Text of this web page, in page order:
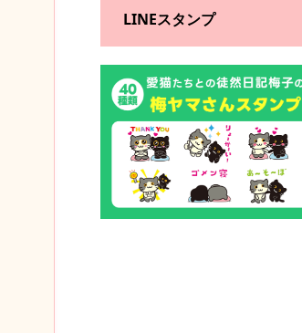
LINEスタンプ